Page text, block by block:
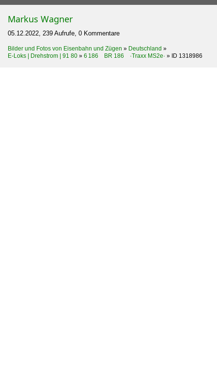
Markus Wagner
05.12.2022, 239 Aufrufe, 0 Kommentare
Bilder und Fotos von Eisenbahn und Zügen » Deutschland »
E-Loks | Drehstrom | 91 80 » 6 186 BR 186 ·Traxx MS2e· » ID 1318986